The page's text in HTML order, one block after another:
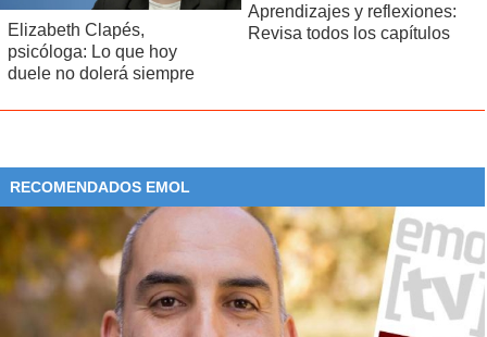
Elizabeth Clapés,
psicóloga: Lo que hoy
duele no dolerá siempre
Aprendizajes y reflexiones:
Revisa todos los capítulos
RECOMENDADOS EMOL